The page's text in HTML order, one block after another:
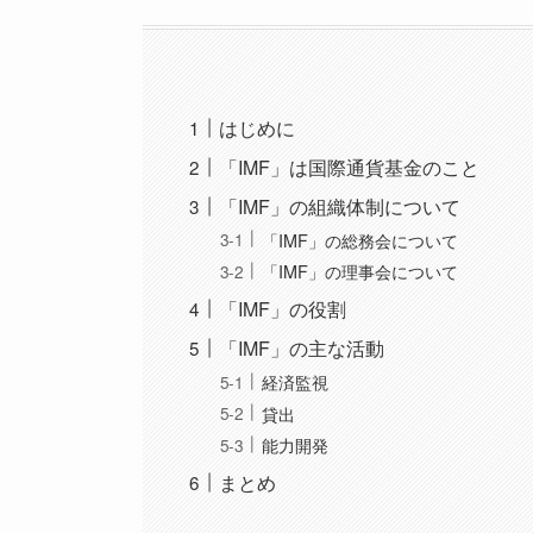
はじめに
「IMF」は国際通貨基金のこと
「IMF」の組織体制について
「IMF」の総務会について
「IMF」の理事会について
「IMF」の役割
「IMF」の主な活動
経済監視
貸出
能力開発
まとめ